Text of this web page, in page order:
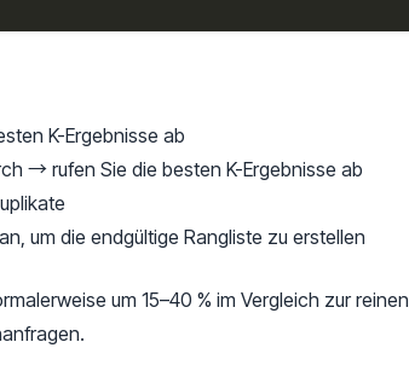
K-Ergebnisse ab
→ rufen Sie die besten K-Ergebnisse ab
um die endgültige Rangliste zu erstellen
um 15–40 % im Vergleich zur reinen